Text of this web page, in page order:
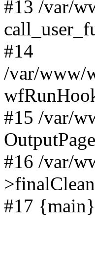
#13 /var/
#14
/var/www/
#15 /var/
#16 /var/
#17 {main}